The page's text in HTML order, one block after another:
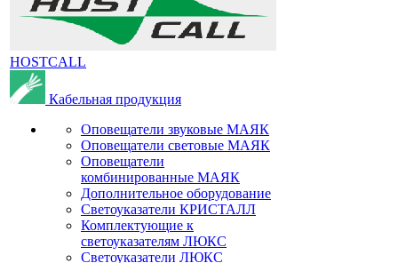
HOSTCALL
Кабельная продукция
Оповещатели звуковые МАЯК
Оповещатели световые МАЯК
Оповещатели
комбинированные МАЯК
Дополнительное оборудование
Светоуказатели КРИСТАЛЛ
Комплектующие к
светоуказателям ЛЮКС
Светоуказатели ЛЮКС